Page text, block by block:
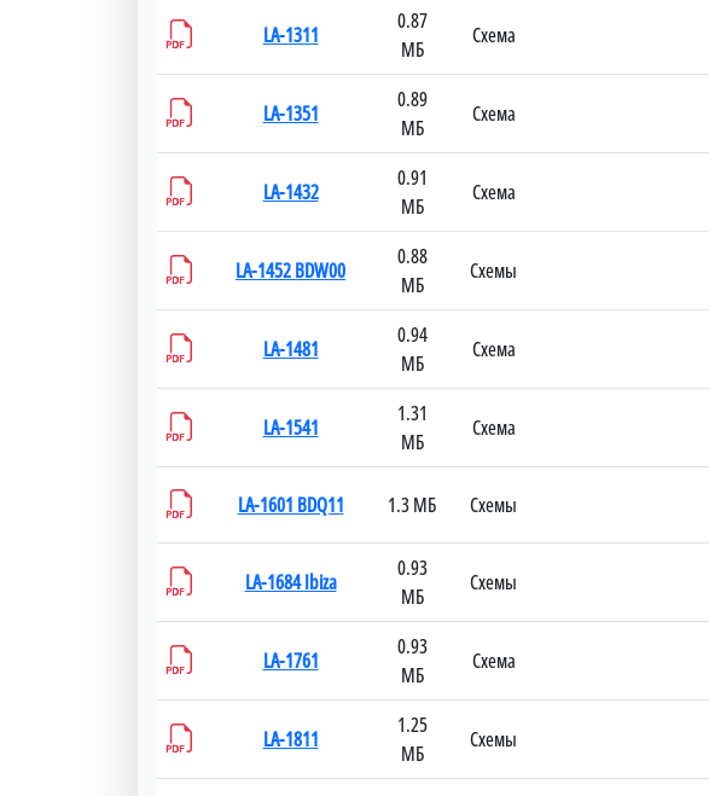
LA-1311
0.87
МБ
Схема
LA-1351
0.89
МБ
Схема
LA-1432
0.91
МБ
Схема
LA-1452 BDW00
0.88
МБ
Схемы
LA-1481
0.94
МБ
Схема
LA-1541
1.31
МБ
Схема
LA-1601 BDQ11 1.3 МБ Схемы
LA-1684 Ibiza
0.93
МБ
Схемы
LA-1761
0.93
МБ
Схема
LA-1811
1.25
МБ
Схемы